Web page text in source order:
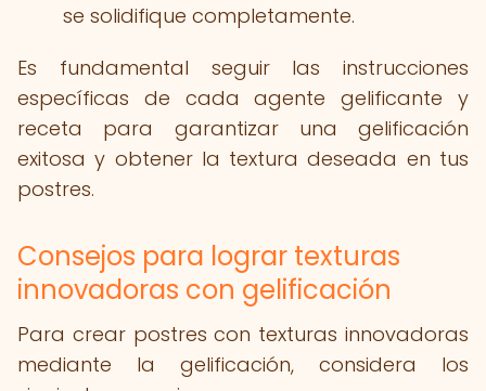
se solidifique completamente.
Es fundamental seguir las instrucciones
específicas de cada agente gelificante y
receta para garantizar una gelificación
exitosa y obtener la textura deseada en tus
postres.
Consejos para lograr texturas
innovadoras con gelificación
Para crear postres con texturas innovadoras
mediante la gelificación, considera los